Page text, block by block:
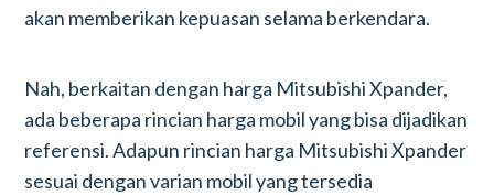
akan memberikan kepuasan selama berkendara.
Nah, berkaitan dengan harga Mitsubishi Xpander,
ada beberapa rincian harga mobil yang bisa dijadikan
referensi. Adapun rincian harga Mitsubishi Xpander
sesuai dengan varian mobil yang tersedia